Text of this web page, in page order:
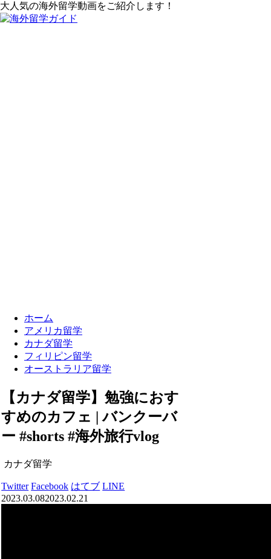
大人気の海外留学動画をご紹介します！
ホーム
アメリカ留学
カナダ留学
フィリピン留学
オーストラリア留学
【カナダ留学】勉強におす
すめのカフェ | バンクーバ
ー #shorts #海外旅行vlog
カナダ留学
Twitter Facebook はてブ LINE
2023.03.082023.02.21